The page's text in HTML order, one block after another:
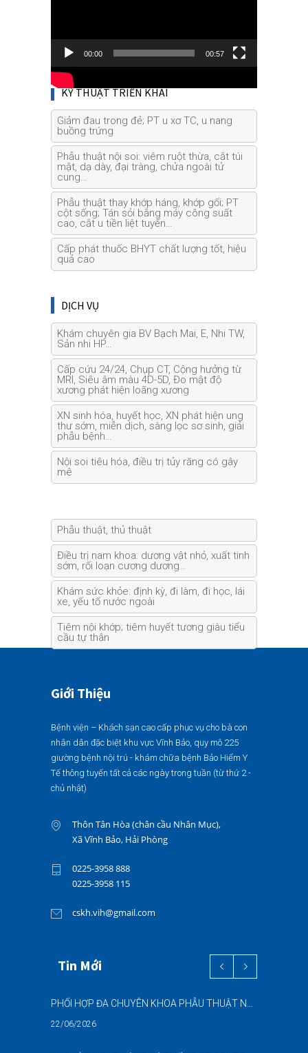
00:00 00:57
KỸ THUẬT TRIỂN KHAI
Giảm đau trong đẻ; PT u xơ TC, u nang
buồng trứng
Phẫu thuật nội soi: viêm ruột thừa, cắt túi
mật, dạ dày, đại tràng, chửa ngoài tử
cung…
Phẫu thuật thay khớp háng, khớp gối; PT
cột sống; Tán sỏi bằng máy công suất
cao, cắt u tiền liệt tuyến…
Cấp phát thuốc BHYT chất lượng tốt, hiệu
quả cao
DỊCH VỤ
Khám chuyên gia BV Bạch Mai, E, Nhi TW,
Sản nhi HP…
Cấp cứu 24/24, Chụp CT, Cộng hưởng từ
MRI, Siêu âm màu 4D-5D, Đo mật độ
xương phát hiện loãng xương
XN sinh hóa, huyết học, XN phát hiện ung
thư sớm, miễn dịch, sàng lọc sơ sinh, giải
phẫu bệnh…
Nội soi tiêu hóa, điều trị tủy răng có gây
mê
Phẫu thuật, thủ thuật
Điều trị nam khoa: dương vật nhỏ, xuất tinh
sớm, rối loạn cương dương…
Khám sức khỏe: định kỳ, đi làm, đi học, lái
xe, yếu tố nước ngoài
Tiêm nội khớp; tiêm huyết tương giàu tiểu
cầu tự thân
Giới Thiệu
Bệnh viện – Khách sạn cao cấp phục vụ cho bà con
nhân dân đặc biệt khu vực Vĩnh Bảo, quy mô 225
giường bệnh nội trú - khám chữa bệnh Bảo Hiểm Y
Tế thông tuyến tất cả các ngày trong tuần (từ thứ 2 -
chủ nhật)
Thôn Tân Hòa (chân cầu Nhân Mục),
Xã Vĩnh Bảo, Hải Phòng
0225-3958 888
0225-3958 115
cskh.vih@gmail.com
Tin Mới
22/06/2026